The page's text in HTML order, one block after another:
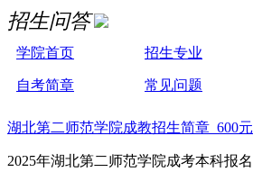
招生问答
学院首页 招生专业
自考简章 常见问题
湖北第二师范学院成教招生简章 600
2025年湖北第二师范学院成考本科报